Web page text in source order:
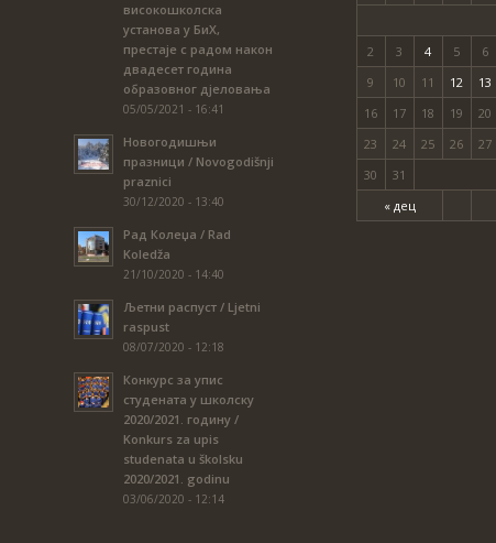
високошколска
установа у БиХ,
престаје с радом након
двадесет година
образовног дјеловања
05/05/2021 - 16:41
Новогодишњи
празници / Novogodišnji
praznici
30/12/2020 - 13:40
Рад Колеџа / Rad
Koledža
21/10/2020 - 14:40
Љетни распуст / Ljetni
raspust
08/07/2020 - 12:18
Конкурс за упис
студената у школску
2020/2021. годину /
Konkurs za upis
studenata u školsku
2020/2021. godinu
03/06/2020 - 12:14
« дец
2
3 4 5 6
9
10 11 12 13
16
17 18 19 20
23
24 25 26 27
30
31